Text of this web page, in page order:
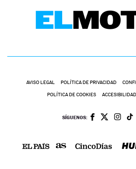
AVISO LEGAL POLÍTICA DE PRIVACIDAD
POLÍTICA DE COOKIES ACCESIBILIDAD
SÍGUENOS: